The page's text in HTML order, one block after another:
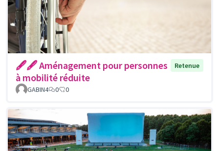
🖋🖋 Aménagement pour personnes
à mobilité réduite
Retenue
GABIN4 0 0